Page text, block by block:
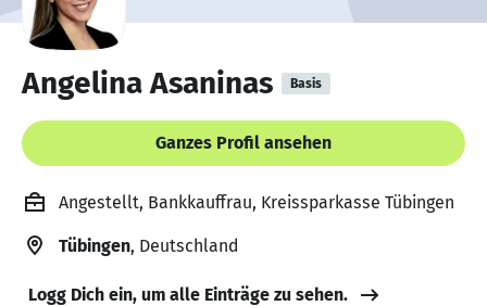
Angelina Asaninas Basis
Ganzes Profil ansehen
Angestellt, Bankkauffrau, Kreissparkasse Tübingen
Tübingen, Deutschland
Logg Dich ein, um alle Einträge zu sehen.